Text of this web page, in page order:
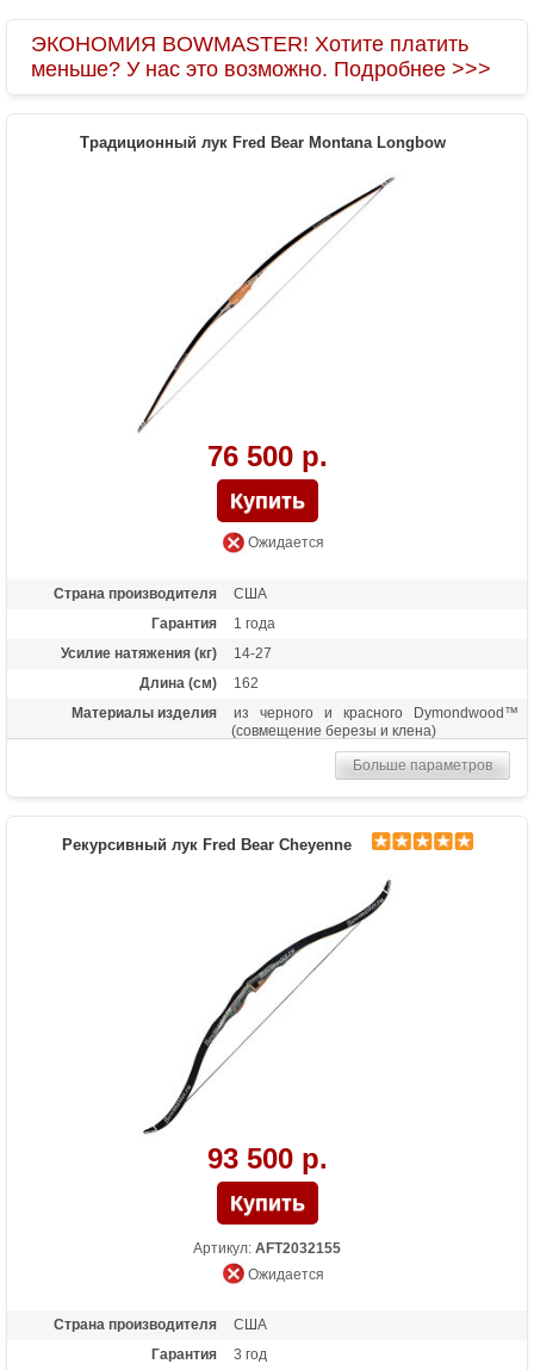
ЭКОНОМИЯ BOWMASTER! Хотите платить
меньше? У нас это возможно. Подробнее >>>
Традиционный лук Fred Bear Montana Longbow
76 500 р.
Ожидается
Страна производителя
США
Гарантия
1 года
Усилие натяжения (кг)
14-27
Длина (см)
162
Материалы изделия
из черного и красного Dymondwood™
(совмещение березы и клена)
Развлечение, охотаБольше параметров
Рекурсивный лук Fred Bear Cheyenne
93 500 р.
Артикул: AFT2032155
Ожидается
Страна производителя
США
Гарантия
3 год